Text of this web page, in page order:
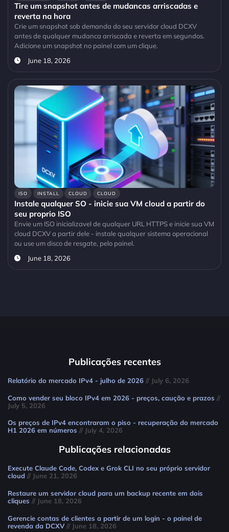
Tire um snapshot antes de mudancas arriscadas e
reverta na hora
Crie um snapshot sob demanda do seu servidor cloud DCXV
antes de qualquer mudanca arriscada e reverta em segundos.
Adicione um snapshot no painel com um clique.
June 18, 2026
ISO INSTALL CLOUD CLOUD
Instale qualquer SO - inicie sua VM cloud a partir do
seu proprio ISO
Envie um ISO inicializavel de qualquer URL HTTPS e inicie sua VM
cloud DCXV a partir dele - instale qualquer sistema operacional
ou use um disco de resgate, pelo painel.
June 18, 2026
Publicações recentes
Relatório do mercado IPv4 - julho de 2026 // July 6, 2026
Como vender seu bloco IPv4 em 2026 - preços, caução e prazos //
July 5, 2026
Os preços de IPv4 encontraram o piso - recuperação do mercado
H1 2026 em números // July 4, 2026
Publicações relacionadas
Execute Claude Code, Codex e Grok CLI no seu próprio servidor
cloud // June 21, 2026
Restaure um servidor cloud para um backup recente em dois
cliques // June 18, 2026
Gerencie contas de clientes a partir de um login - o painel de
revenda da DCXV// June 18, 2026